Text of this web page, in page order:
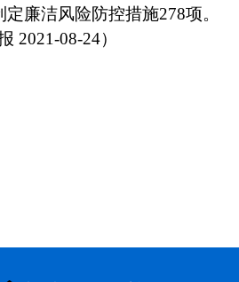
廉洁风险防控措施278项。
2021-08-24）